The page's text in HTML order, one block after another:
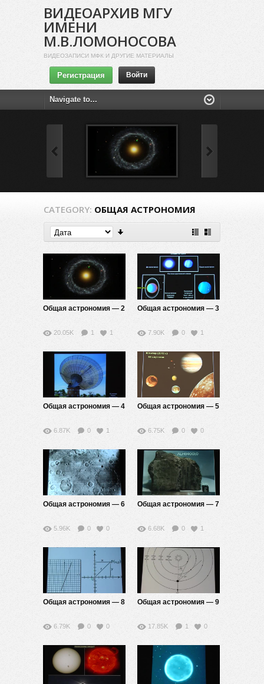
ВИДЕОАРХИВ МГУ
ИМЕНИ
М.В.ЛОМОНОСОВА
ВИДЕОЗАПИСИ МФК И ДРУГИЕ МАТЕРИАЛЫ
Регистрация Войти
CATEGORY: ОБЩАЯ АСТРОНОМИЯ
Общая астрономия — 2
20.05K 1 1
Общая астрономия — 3
7.90K 0 1
Общая астрономия — 4
6.87K 0 1
Общая астрономия — 5
6.75K 0 0
Общая астрономия — 6
5.96K 0 0
Общая астрономия — 7
6.68K 0 1
Общая астрономия — 8
6.79K 0 0
Общая астрономия — 9
17.85K 1 0